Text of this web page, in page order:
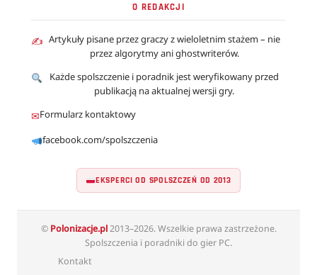
O REDAKCJI
✍ Artykuły pisane przez graczy z wieloletnim stażem – nie
przez algorytmy ani ghostwriterów.
Każde spolszczenie i poradnik jest weryfikowany przed
publikacją na aktualnej wersji gry.
✉Formularz kontaktowy
facebook.com/spolszczenia
EKSPERCI OD SPOLSZCZEŃ OD 2013
© Polonizacje.pl2013–2026. Wszelkie prawa zastrzeżone.
Spolszczenia i poradniki do gier PC.
Kontakt